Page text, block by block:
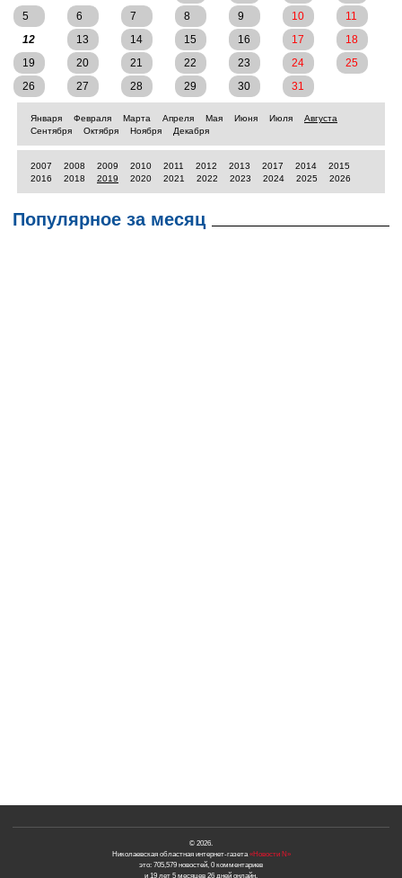
5
6 7 8 9 10
11
12
13 14 15 16 17
18
19
20 21 22 23 24
25
26
27 28 29 30 31
Января Февраля Марта Апреля Мая Июня Июля
Августа
Сентября
Октября Ноября Декабря
2007 2008 2009 2010 2011 2012 2013 2017 2014
2015
2016
2018 2019 2020 2021 2022 2023 2024 2025 2026
Популярное за месяц
© 2026.
Николаевская областная интернет-газета«Новости N»
это: 705,579 новостей, 0 комментариев
и 19 лет 5 месяцев 26 дней онлайн.